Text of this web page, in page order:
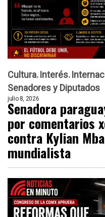
Cultura Interés
Senadores y Diputados
julio 8, 2026
Senadora
por comentarios
contra Kylian
mundialista